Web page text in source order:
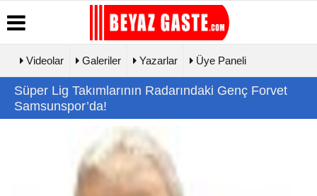
Üye Paneli
Haber
Arşivi
Hava
Durumu
Manşetleri
Biyografiler
Köşe
Yazarları
Künye
Çerez
Videolar Galeriler Yazarlar Üye Paneli
Süper Lig Takımlarının Radarındaki Genç Forvet
Samsunspor’da!